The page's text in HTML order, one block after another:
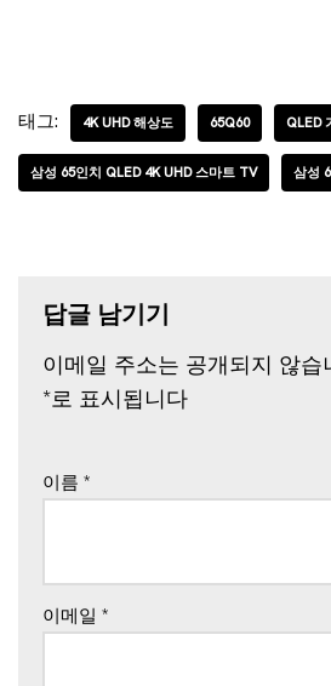
태그: 4K UHD 해상도 65Q60 QLED
삼성 65인치 QLED 4K UHD 스마트 TV 삼성
답글 남기기
이메일 주소는 공개되지 않습
*로 표시됩니다
이름 *
이메일 *